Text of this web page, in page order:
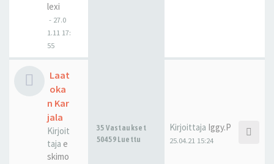
lexi
- 27.0
1.11 17:
55
Laat
oka
n Kar
jala
Kirjoit
taja e
skimo
35 Vastaukset
50459 Luettu
Kirjoittaja Iggy.P
25.04.21 15:24